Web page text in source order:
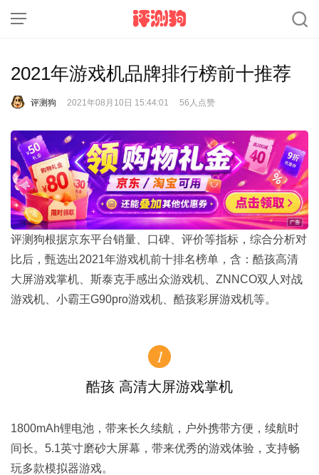
2021年游戏机品牌排行榜前十推荐
评测狗 2021年08月10日 15:44:01 56人点赞
评测狗根据京东平台销量、口碑、评价等指标，综合分析对
比后，甄选出2021年游戏机前十排名榜单，含：酷孩高清
大屏游戏掌机、斯泰克手感出众游戏机、ZNNCO双人对战
游戏机、小霸王G90pro游戏机、酷孩彩屏游戏机等。
1
酷孩 高清大屏游戏掌机
1800mAh锂电池，带来长久续航，户外携带方便，续航时
间长。5.1英寸磨砂大屏幕，带来优秀的游戏体验，支持畅
玩多款模拟器游戏。